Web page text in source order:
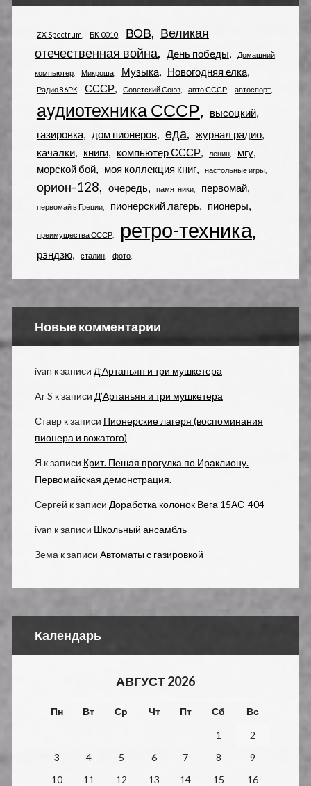
ZX Spectrum БК-0010 ВОВ
Великая
отечественная война
День победы
Домашний
компьютер
Микроша Музыка Новогодняя елка
Радио 86РК СССР Советский Союз авто СССР автоспорт
аудиотехника СССР
высоцкий
газировка
дом пионеров еда
журнал радио
качалки
книги компьютер СССР ленин
мгу
морской бой
моя коллекция книг настольные игры
орион-128 очередь памятники первомай
первомай в Греции пионерский лагерь пионеры
преимущества СССР ретро-техника
рэндзю сталин фото
Новые комментарии
ivan к записи Д’Артаньян и три мушкетера
Ar S к записи Д’Артаньян и три мушкетера
Ставрк записи Пионерские лагеря (воспоминания
пионера и вожатого)
Я к записи Крит. Пешая прогулка по Ираклиону.
Первомайская демонстрация.
Сергей к записи Доработка колонок Вега 15АС-404
ivan к записи Школьный ансамбль
Зема к записи Автоматы с газировкой
Календарь
АВГУСТ 2026
Пн Вт Ср Чт Пт Сб
Вс
1
2
3
4 5 6 7 8
9
10
11 12 13 14 15 16